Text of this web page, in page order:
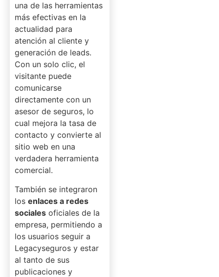
una de las herramientas
más efectivas en la
actualidad para
atención al cliente y
generación de leads.
Con un solo clic, el
visitante puede
comunicarse
directamente con un
asesor de seguros, lo
cual mejora la tasa de
contacto y convierte al
sitio web en una
verdadera herramienta
comercial.
También se integraron
los enlaces a redes
sociales oficiales de la
empresa, permitiendo a
los usuarios seguir a
Legacyseguros y estar
al tanto de sus
publicaciones y